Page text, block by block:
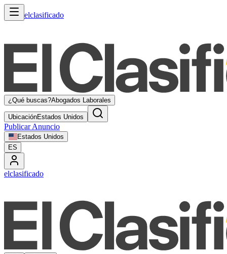
elclasificado
¿Qué buscas?Abogados Laborales
UbicaciónEstados Unidos
Publicar Anuncio
Estados Unidos
ES
elclasificado